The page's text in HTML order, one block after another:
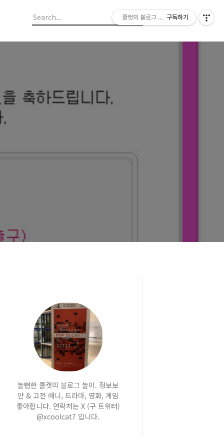
놀뻔한 쿨캣의 블로그 놀이. 정보보
안 & 고전 애니, 드라마, 영화, 게임
좋아합니다. 연락처는 X (구 트위터)
@xcoolcat7 입니다.
쿨캣의 블로그 놀이구독하기